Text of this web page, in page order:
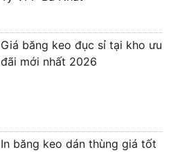
Giá băng keo đục sỉ tại kho ưu
đãi mới nhất 2026
In băng keo dán thùng giá tốt